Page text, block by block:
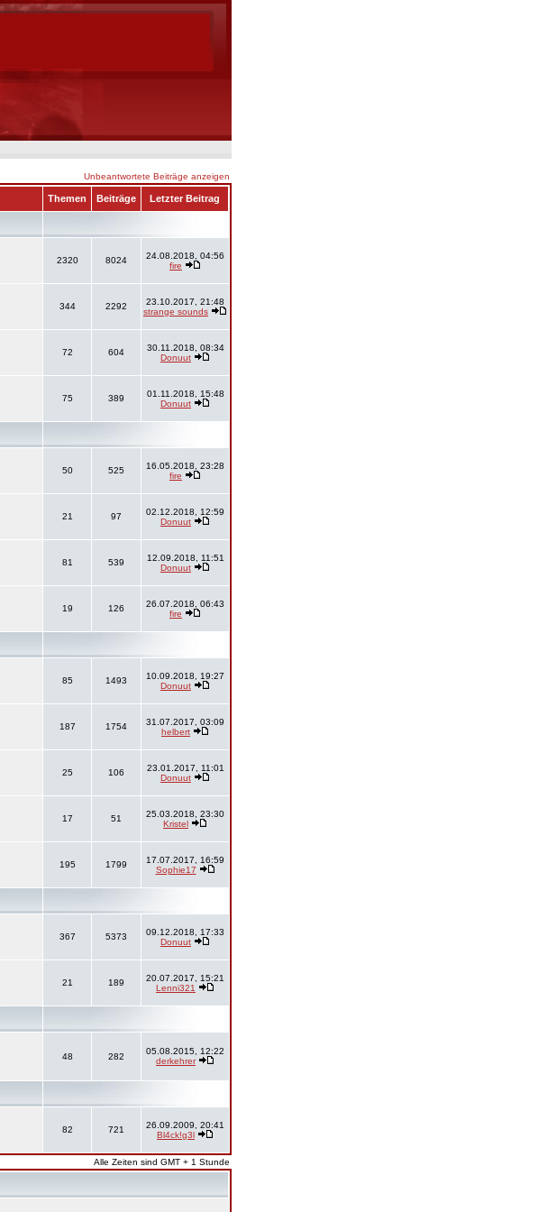
Unbeantwortete Beiträge anzeigen
Themen Beiträge Letzter Beitrag
2320 8024
24.08.2018, 04:56
fire
344 2292
23.10.2017, 21:48
strange sounds
72 604
30.11.2018, 08:34
Donuut
75 389
01.11.2018, 15:48
Donuut
50 525
16.05.2018, 23:28
fire
21 97
02.12.2018, 12:59
Donuut
81 539
12.09.2018, 11:51
Donuut
19 126
26.07.2018, 06:43
fire
85 1493
10.09.2018, 19:27
Donuut
187 1754
31.07.2017, 03:09
helbert
25 106
23.01.2017, 11:01
Donuut
17 51
25.03.2018, 23:30
Kristel
195 1799
17.07.2017, 16:59
Sophie17
367 5373
09.12.2018, 17:33
Donuut
21 189
20.07.2017, 15:21
Lenni321
48 282
05.08.2015, 12:22
derkehrer
82 721
26.09.2009, 20:41
Bl4ck!g3l
Alle Zeiten sind GMT + 1 Stunde